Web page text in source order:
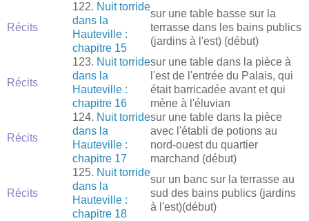
Récits
122. Nuit torride
dans la
Hauteville :
chapitre 15
sur une table basse sur la
terrasse dans les bains publics
(jardins à l'est) (début)
Récits
123. Nuit torride
dans la
Hauteville :
chapitre 16
sur une table dans la pièce à
l'est de l'entrée du Palais, qui
était barricadée avant et qui
mène à l'éluvian
Récits
124. Nuit torride
dans la
Hauteville :
chapitre 17
sur une table dans la pièce
avec l'établi de potions au
nord-ouest du quartier
marchand (début)
Récits
125. Nuit torride
dans la
Hauteville :
chapitre 18
sur un banc sur la terrasse au
sud des bains publics (jardins
à l'est)(début)